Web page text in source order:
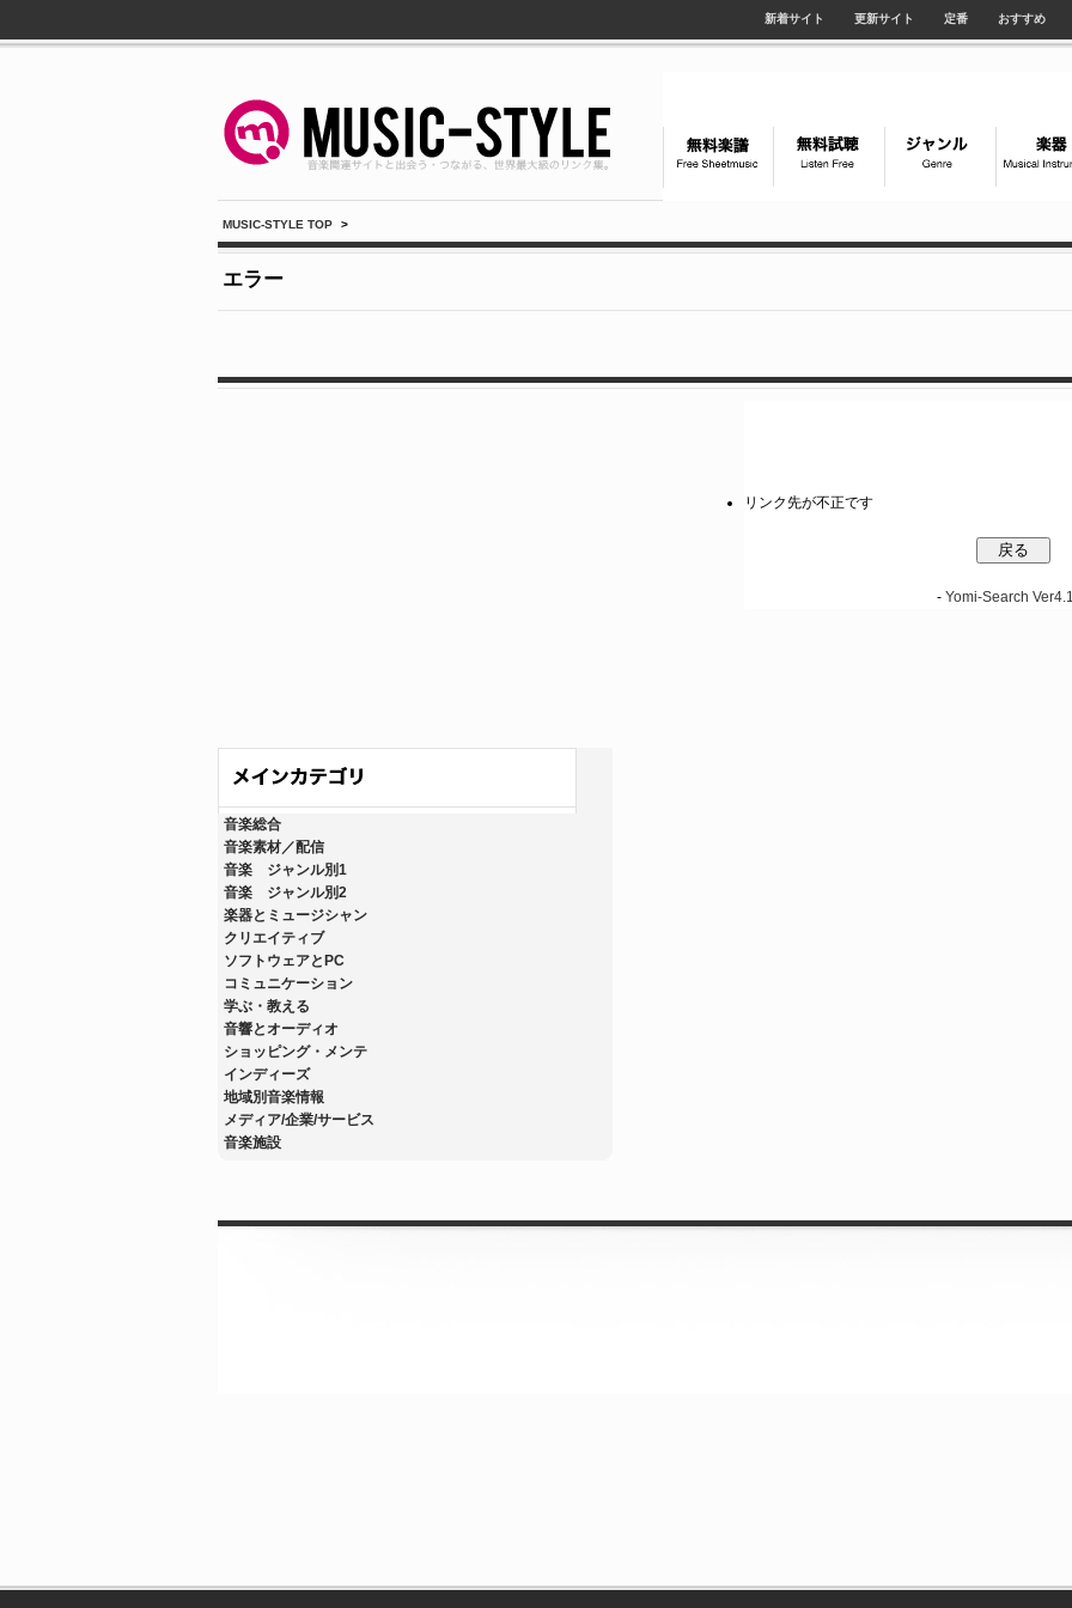
新着サイト 更新サイト 定番 おすすめ
MUSIC-STYLE TOP >
エラー
音楽総合
音楽素材／配信
音楽 ジャンル別1
音楽 ジャンル別2
楽器とミュージシャン
クリエイティブ
ソフトウェアとPC
コミュニケーション
学ぶ・教える
音響とオーディオ
ショッピング・メンテ
インディーズ
地域別音楽情報
メディア/企業/サービス
音楽施設
リンク先が不正です
- Yomi-Search